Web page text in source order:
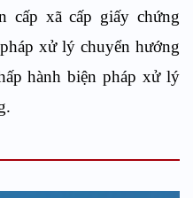
cấp xã cấp giấy chứng
xử lý chuyển hướng
hành biện pháp xử lý